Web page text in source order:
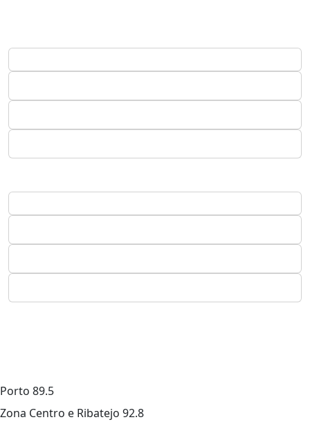
Porto 89.5
Zona Centro e Ribatejo 92.8